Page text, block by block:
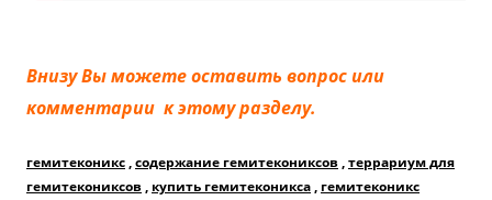
Внизу Вы можете оставить вопрос или
комментарии к этому разделу.
гемитеконикс,содержание гемитекониксов ,террариум для
гемитекониксов , купить гемитеконикса, гемитеконикс